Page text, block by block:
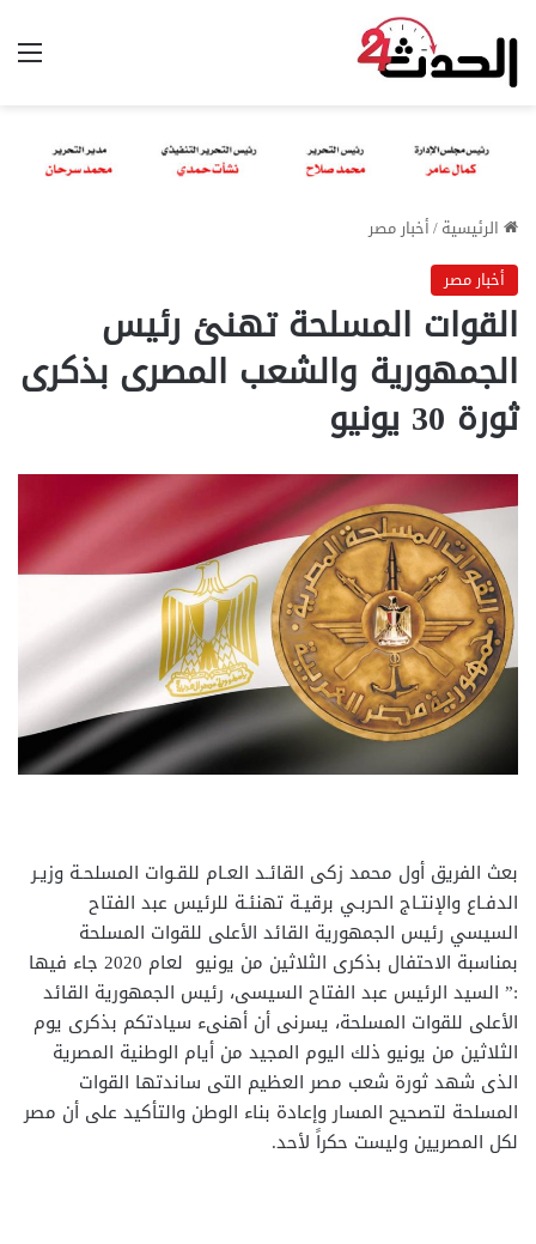
الرئيسية/أخبار مصر
أخبار مصر
القوات المسلحة تهنئ رئيس
الجمهورية والشعب المصرى بذكرى
ثورة 30 يونيو
بعث الفريق أول محمد زكى القائـد العـام للقـوات المسلحـة وزيـر
الدفـاع والإنتـاج الحربـي برقيـة تهنئـة للرئيس عبد الفتاح
السيسي رئيس الجمهورية القائد الأعلى للقوات المسلحة
بمناسبة الاحتفال بذكرى الثلاثين من يونيو لعام 2020 جاء فيها
:” السيد الرئيس عبد الفتاح السيسى، رئيس الجمهورية القائد
الأعلى للقوات المسلحة، يسرنى أن أهنىء سيادتكم بذكرى يوم
الثلاثين من يونيو ذلك اليوم المجيد من أيام الوطنية المصرية
الذى شهد ثورة شعب مصر العظيم التى ساندتها القوات
المسلحة لتصحيح المسار وإعادة بناء الوطن والتأكيد على أن مصر
لكل المصريين وليست حكراً لأحد.